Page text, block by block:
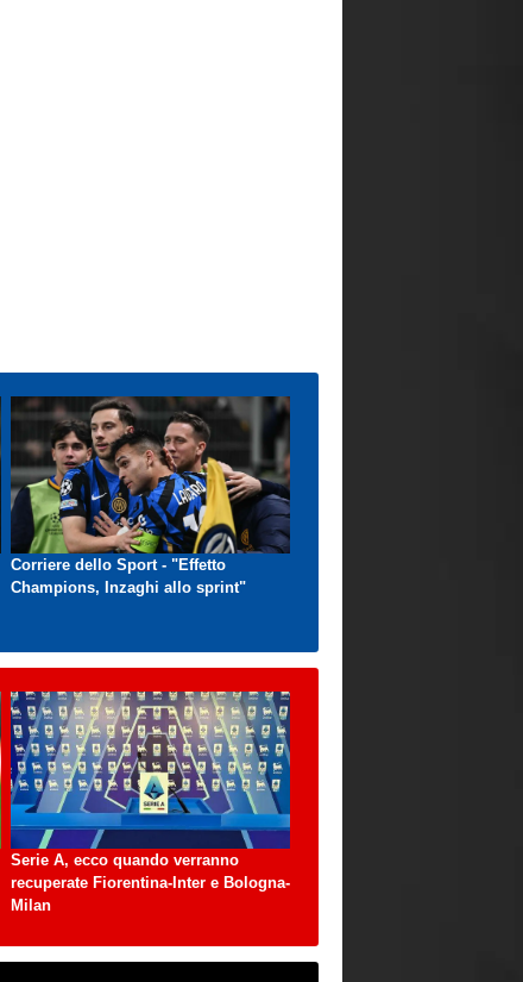
Corriere dello Sport - "Effetto
Champions, Inzaghi allo sprint"
Serie A, ecco quando verranno
recuperate Fiorentina-Inter e Bologna-
Milan